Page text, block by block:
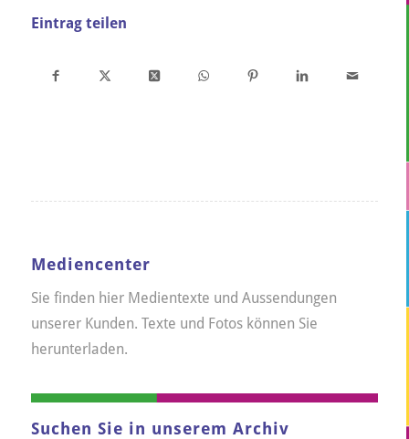
Eintrag teilen
Mediencenter
Sie finden hier Medientexte und Aussendungen
unserer Kunden. Texte und Fotos können Sie
herunterladen.
Suchen Sie in unserem Archiv